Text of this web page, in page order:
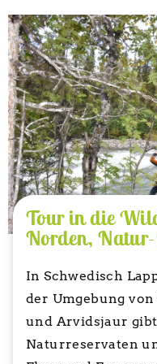
Tour in die
Norden,
In Schwedisch
der Umgebung
und Arvidsjaur
Naturreservaten